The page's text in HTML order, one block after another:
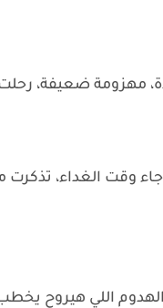
مهزومة ضعيفة،
وقت الغداء،
اللي هيروح